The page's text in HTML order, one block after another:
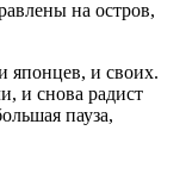
на остров,
японцев, и своих.
и снова радист
пауза,